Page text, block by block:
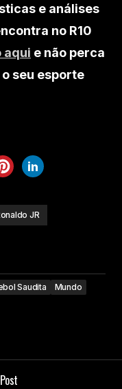
e análises
no R10
aqui e não perca
seu esporte
JR
Saudita
Mundo